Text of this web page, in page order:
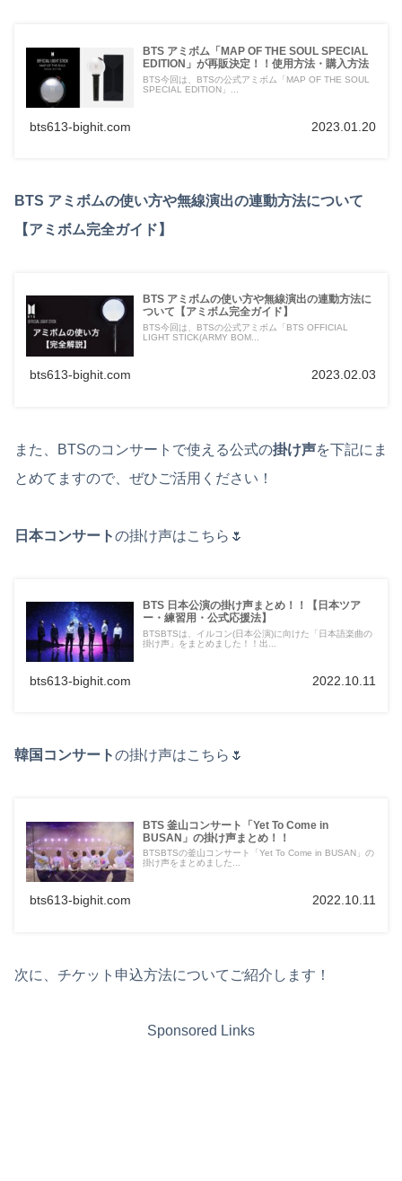
BTS アミボム「MAP OF THE SOUL SPECIAL
EDITION」が再販決定！！使用方法・購入方法
BTS今回は、BTSの公式アミボム「MAP OF THE SOUL
SPECIAL EDITION」...
bts613-bighit.com 2023.01.20
BTS アミボムの使い方や無線演出の連動方法について
【アミボム完全ガイド】
BTS アミボムの使い方や無線演出の連動方法に
ついて【アミボム完全ガイド】
BTS今回は、BTSの公式アミボム「BTS OFFICIAL
LIGHT STICK(ARMY BOM...
bts613-bighit.com 2023.02.03
また、BTSのコンサートで使える公式の掛け声を下記にま
とめてますので、ぜひご活用ください！
日本コンサートの掛け声はこちら🌷
BTS 日本公演の掛け声まとめ！！【日本ツア
ー・練習用・公式応援法】
BTSBTSは、イルコン(日本公演)に向けた「日本語楽曲の
掛け声」をまとめました！！出...
bts613-bighit.com 2022.10.11
韓国コンサートの掛け声はこちら🌷
BTS 釜山コンサート「Yet To Come in
BUSAN」の掛け声まとめ！！
BTSBTSの釜山コンサート「Yet To Come in BUSAN」の
掛け声をまとめました...
bts613-bighit.com 2022.10.11
次に、チケット申込方法についてご紹介します！
Sponsored Links